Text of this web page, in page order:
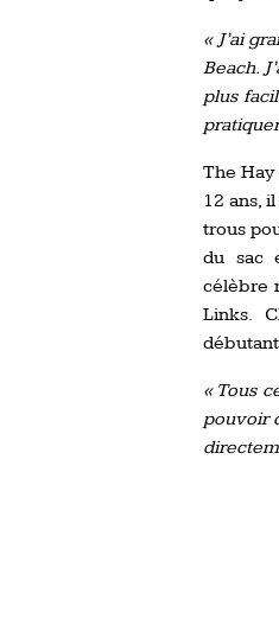
« J’ai
Beach.
plus
The Hay
12 ans,
trous
du sac
célèbre
Links.
« Tous
pouvoir